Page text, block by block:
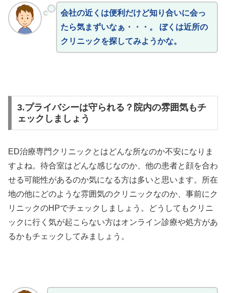
会社の近くは便利だけど知り合いに会っ
たら気まずいなぁ・・・。 ぼくは近所の
クリニックを探してみようかな。
3.プライバシーは守られる？院内の雰囲気もチ
ェックしましょう
ED治療専門クリニックとはどんな所なのか不安になりま
すよね。待合室はどんな感じなのか、他の患者と顔を合わ
せる可能性があるのか気になる方は多いと思います。所在
地の他にどのような雰囲気のクリニックなのか、事前にク
リニックのHPでチェックしましょう。どうしてもクリニ
ックに行く気が起こらない方はオンライン診療や処方があ
るかもチェックしてみましょう。